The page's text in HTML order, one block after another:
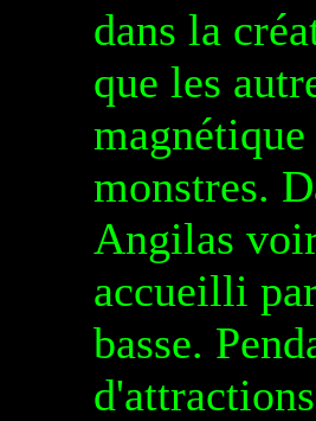
dans la
que les
monstres.
Angilas
accueilli
basse.